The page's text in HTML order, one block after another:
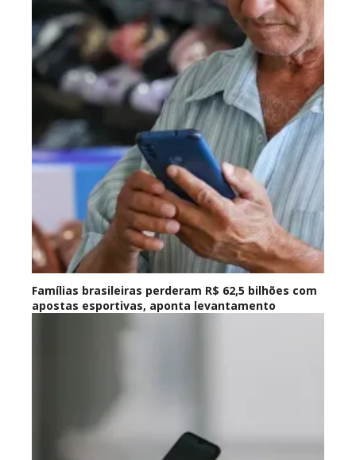
Famílias brasileiras perderam R$ 62,5 bilhões com
apostas esportivas, aponta levantamento